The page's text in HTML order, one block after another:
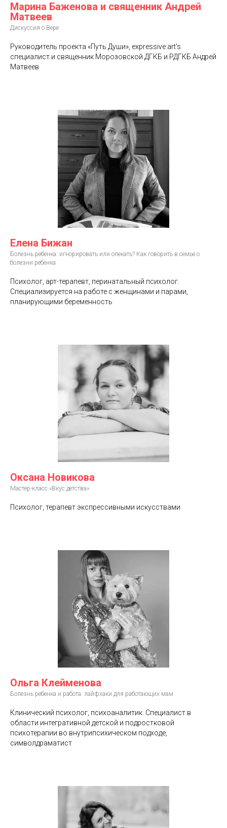
Марина Баженова и священник Андрей
Матвеев
Дискуссия о Вере
Руководитель проекта «Путь Души», expressive art's
специалист и священник Морозовской ДГКБ и РДГКБ Андрей
Матвеев
Елена Бижан
Болезнь ребёнка: игнорировать или опекать? Как говорить в семье о
болезни ребёнка
Психолог, арт-терапевт, перинатальный психолог.
Специализируется на работе с женщинами и парами,
планирующими беременность
Оксана Новикова
Мастер-класс «Вкус детства»
Психолог, терапевт экспрессивными искусствами
Ольга Клейменова
Болезнь ребенка и работа: лайфхаки для работающих мам
Клинический психолог, психоаналитик. Специалист в
области интегративной детской и подростковой
психотерапии во внутрипсихическом подходе,
символдраматист